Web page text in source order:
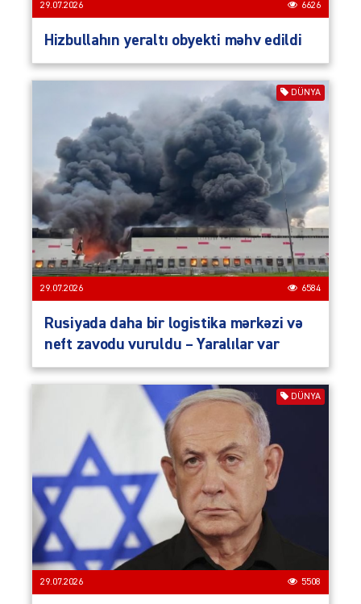
29.07.2026 6626
Hizbullahın yeraltı obyekti məhv edildi
DÜNYA
29.07.2026 6584
Rusiyada daha bir logistika mərkəzi və
neft zavodu vuruldu – Yaralılar var
DÜNYA
29.07.2026 5508